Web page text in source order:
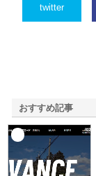
twitter
おすすめ記事